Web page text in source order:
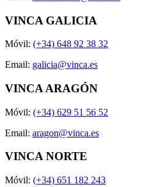
VINCA GALICIA
Móvil: (+34) 648 92 38 32
Email: galicia@vinca.es
VINCA ARAGÓN
Móvil: (+34) 629 51 56 52
Email: aragon@vinca.es
VINCA NORTE
Móvil: (+34) 651 182 243